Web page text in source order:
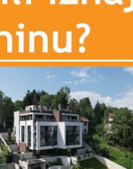
liftom, ulica
Telemach,